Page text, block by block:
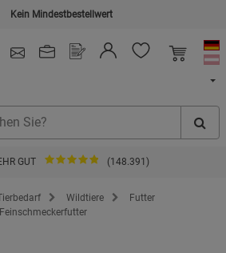
Kein Mindestbestellwert
GUT (148.391)
Online-Shop Wildtiere
Futter